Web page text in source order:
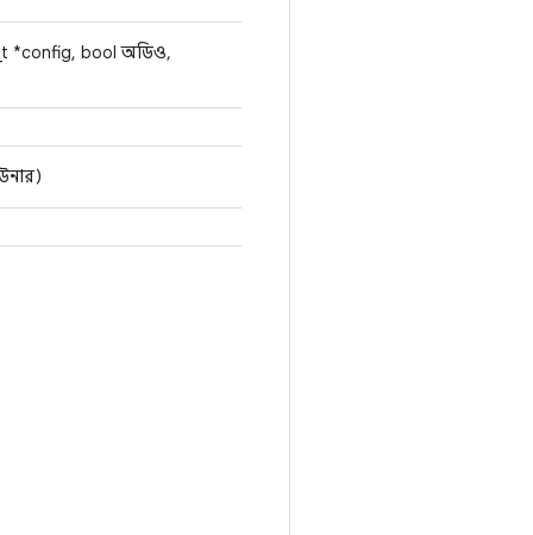
*config, bool অডিও,